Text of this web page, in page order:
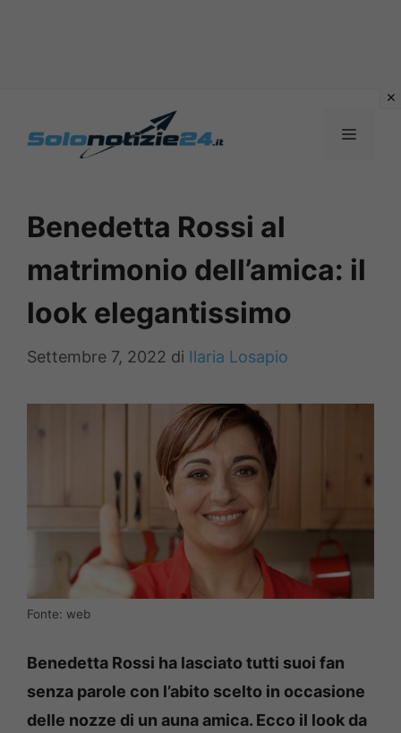
MENU
Benedetta Rossi al
matrimonio dell’amica: il
look elegantissimo
Settembre 7, 2022 di Ilaria Losapio
Fonte: web
Benedetta Rossi ha lasciato tutti suoi fan
senza parole con l’abito scelto in occasione
delle nozze di un auna amica. Ecco il look da